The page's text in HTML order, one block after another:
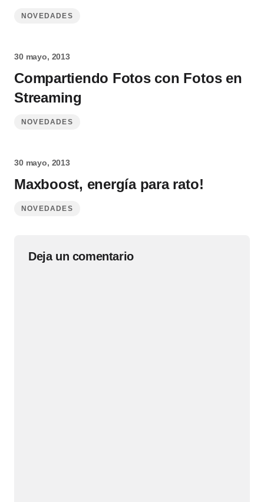
NOVEDADES
30 mayo, 2013
Compartiendo Fotos con Fotos en
Streaming
NOVEDADES
30 mayo, 2013
Maxboost, energía para rato!
NOVEDADES
Deja un comentario